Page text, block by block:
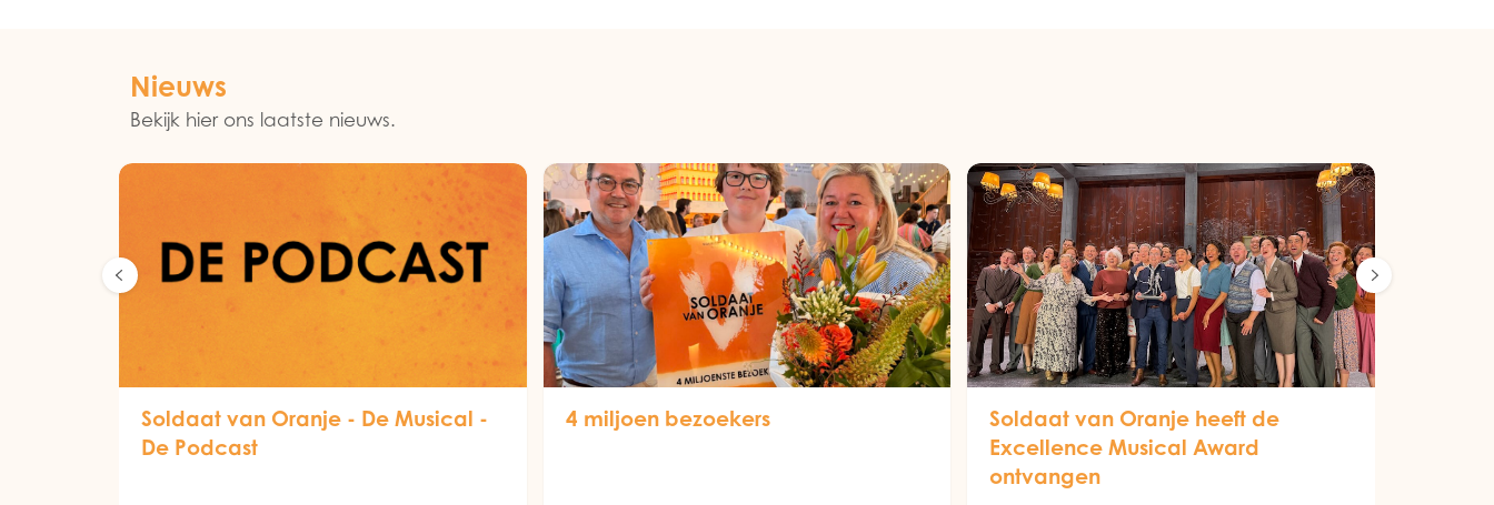
Nieuws
Bekijk hier ons laatste nieuws.
Soldaat van Oranje - De Musical -
De Podcast
4 miljoen bezoekers
Soldaat van Oranje heeft de
Excellence Musical Award
ontvangen